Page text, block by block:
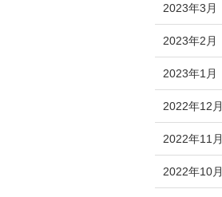
2023年3月
2023年2月
2023年1月
2022年12月
2022年11月
2022年10月